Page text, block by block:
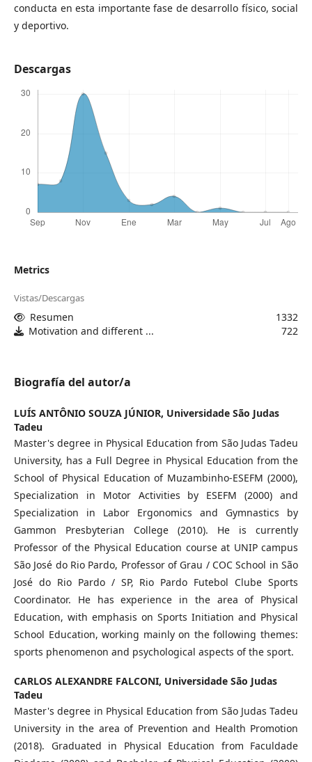
conducta en esta importante fase de desarrollo físico, social
y deportivo.
Descargas
Metrics
Vistas/Descargas
Resumen
1332
Motivation and different ...
722
Biografía del autor/a
LUÍS ANTÔNIO SOUZA JÚNIOR, Universidade São Judas
Tadeu
Master's degree in Physical Education from São Judas Tadeu
University, has a Full Degree in Physical Education from the
School of Physical Education of Muzambinho-ESEFM (2000),
Specialization in Motor Activities by ESEFM (2000) and
Specialization in Labor Ergonomics and Gymnastics by
Gammon Presbyterian College (2010). He is currently
Professor of the Physical Education course at UNIP campus
São José do Rio Pardo, Professor of Grau / COC School in São
José do Rio Pardo / SP, Rio Pardo Futebol Clube Sports
Coordinator. He has experience in the area of Physical
Education, with emphasis on Sports Initiation and Physical
School Education, working mainly on the following themes:
sports phenomenon and psychological aspects of the sport.
CARLOS ALEXANDRE FALCONI, Universidade São Judas
Tadeu
Master's degree in Physical Education from São Judas Tadeu
University in the area of Prevention and Health Promotion
(2018). Graduated in Physical Education from Faculdade